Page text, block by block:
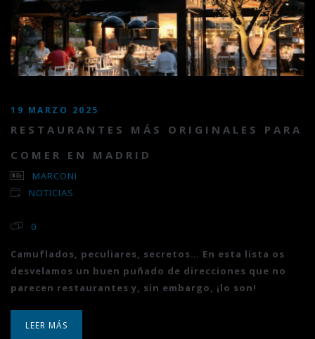
19 MARZO 2025
RESTAURANTES MÁS ORIGINALES PARA
COMER EN MADRID
MARCONI
NOTICIAS
0
Camuflados, peculiares, secretos… En esta lista os
desvelamos un buen puñado de direcciones que no
parecen restaurantes y, sin embargo, ¡lo son!
LEER MÁS